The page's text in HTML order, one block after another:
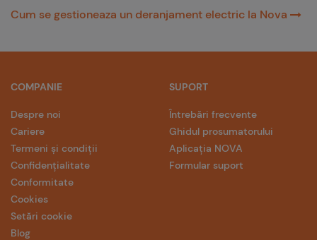
Cum se gestioneaza un deranjament electric la Nova
COMPANIE
Despre noi
Cariere
Termeni și condiții
Confidențialitate
Conformitate
Cookies
Setări cookie
Blog
SUPORT
Întrebări frecvente
Ghidul prosumatorului
Aplicația NOVA
Formular suport